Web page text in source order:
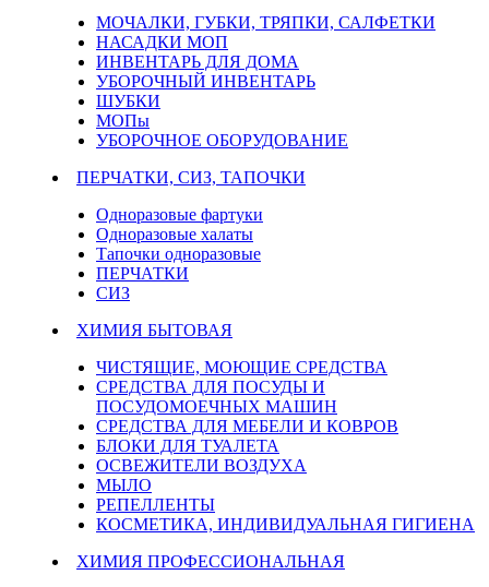
МОЧАЛКИ, ГУБКИ, ТРЯПКИ, САЛФЕТКИ
НАСАДКИ МОП
ИНВЕНТАРЬ ДЛЯ ДОМА
УБОРОЧНЫЙ ИНВЕНТАРЬ
ШУБКИ
МОПы
УБОРОЧНОЕ ОБОРУДОВАНИЕ
ПЕРЧАТКИ, СИЗ, ТАПОЧКИ
Одноразовые фартуки
Одноразовые халаты
Тапочки одноразовые
ПЕРЧАТКИ
СИЗ
ХИМИЯ БЫТОВАЯ
ЧИСТЯЩИЕ, МОЮЩИЕ СРЕДСТВА
СРЕДСТВА ДЛЯ ПОСУДЫ И
ПОСУДОМОЕЧНЫХ МАШИН
СРЕДСТВА ДЛЯ МЕБЕЛИ И КОВРОВ
БЛОКИ ДЛЯ ТУАЛЕТА
ОСВЕЖИТЕЛИ ВОЗДУХА
МЫЛО
РЕПЕЛЛЕНТЫ
КОСМЕТИКА, ИНДИВИДУАЛЬНАЯ ГИГИЕНА
ХИМИЯ ПРОФЕССИОНАЛЬНАЯ